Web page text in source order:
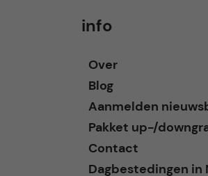
info
Over
Blog
Aanmelden
Pakket up-/
Contact
Dagbestedingen in